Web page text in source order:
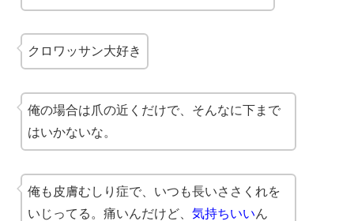
クロワッサン大好き
俺の場合は爪の近くだけで、そんなに下まで
はいかないな。
俺も皮膚むしり症で、いつも長いささくれを
いじってる。痛いんだけど、 気持ちいいん